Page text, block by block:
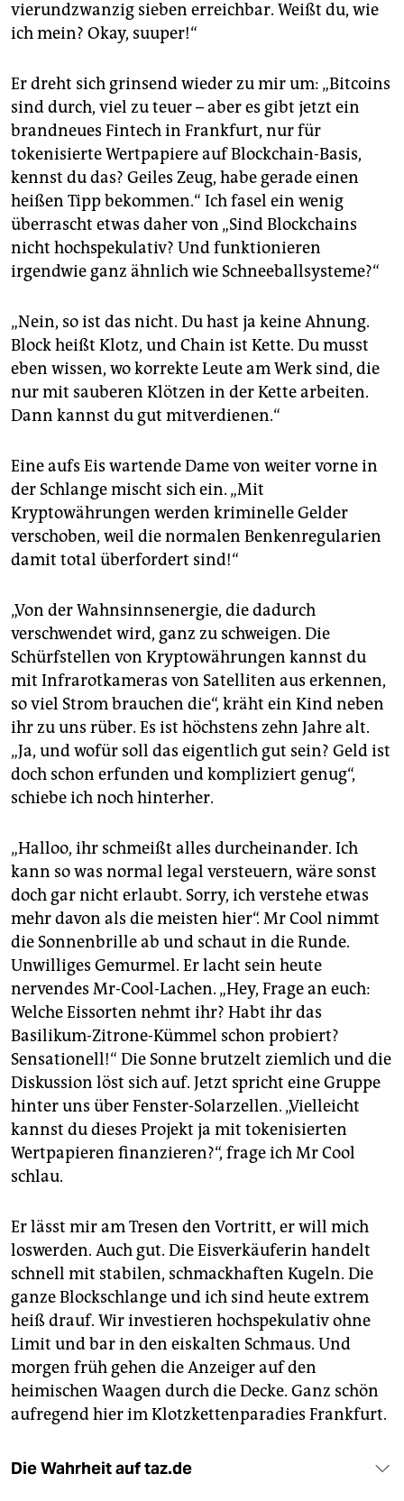
vierundzwanzig sieben erreichbar. Weißt du, wie
ich mein? Okay, suuper!“
Er dreht sich grinsend wieder zu mir um: „Bitcoins
sind durch, viel zu teuer – aber es gibt jetzt ein
brandneues Fintech in Frankfurt, nur für
tokenisierte Wertpapiere auf Blockchain-Basis,
kennst du das? Geiles Zeug, habe gerade einen
heißen Tipp bekommen.“ Ich fasel ein wenig
überrascht etwas daher von „Sind Blockchains
nicht hochspekulativ? Und funktionieren
irgendwie ganz ähnlich wie Schneeballsysteme?“
„Nein, so ist das nicht. Du hast ja keine Ahnung.
Block heißt Klotz, und Chain ist Kette. Du musst
eben wissen, wo korrekte Leute am Werk sind, die
nur mit sauberen Klötzen in der Kette arbeiten.
Dann kannst du gut mitverdienen.“
Eine aufs Eis wartende Dame von weiter vorne in
der Schlange mischt sich ein. „Mit
Kryptowährungen werden kriminelle Gelder
verschoben, weil die normalen Benkenregularien
damit total überfordert sind!“
„Von der Wahnsinnsenergie, die dadurch
verschwendet wird, ganz zu schweigen. Die
Schürfstellen von Kryptowährungen kannst du
mit Infrarotkameras von Satelliten aus erkennen,
so viel Strom brauchen die“, kräht ein Kind neben
ihr zu uns rüber. Es ist höchstens zehn Jahre alt.
„Ja, und wofür soll das eigentlich gut sein? Geld ist
doch schon erfunden und kompliziert genug“,
schiebe ich noch hinterher.
„Halloo, ihr schmeißt alles durcheinander. Ich
kann so was normal legal versteuern, wäre sonst
doch gar nicht erlaubt. Sorry, ich verstehe etwas
mehr davon als die meisten hier“. Mr Cool nimmt
die Sonnenbrille ab und schaut in die Runde.
Unwilliges Gemurmel. Er lacht sein heute
nervendes Mr-Cool-Lachen. „Hey, Frage an euch:
Welche Eissorten nehmt ihr? Habt ihr das
Basilikum-Zitrone-Kümmel schon probiert?
Sensationell!“ Die Sonne brutzelt ziemlich und die
Diskussion löst sich auf. Jetzt spricht eine Gruppe
hinter uns über Fenster-Solarzellen. „Vielleicht
kannst du dieses Projekt ja mit tokenisierten
Wertpapieren finanzieren?“, frage ich Mr Cool
schlau.
Er lässt mir am Tresen den Vortritt, er will mich
loswerden. Auch gut. Die Eisverkäuferin handelt
schnell mit stabilen, schmackhaften Kugeln. Die
ganze Blockschlange und ich sind heute extrem
heiß drauf. Wir investieren hochspekulativ ohne
Limit und bar in den eiskalten Schmaus. Und
morgen früh gehen die Anzeiger auf den
heimischen Waagen durch die Decke. Ganz schön
aufregend hier im Klotzkettenparadies Frankfurt.
Die Wahrheit auf taz.de